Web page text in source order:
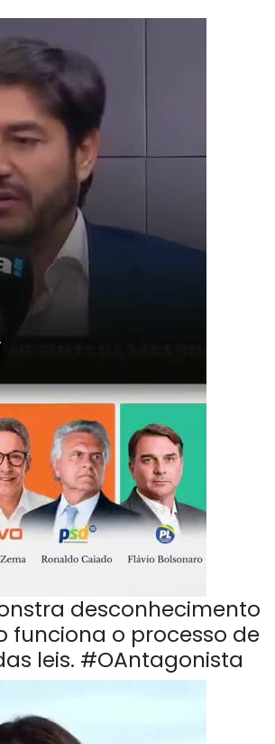
desconhecimento
funciona o processo de
leis. #OAntagonista